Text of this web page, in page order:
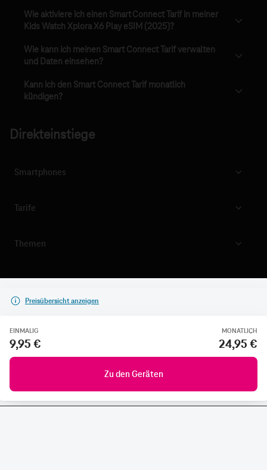
Wie aktiviere ich einen Smart Connect Tarif in meiner
Kids Watch Xplora X6 Play eSIM (2025)?
Wie kann ich meinen Smart Connect Tarif verwalten
und Daten einsehen?
Kann ich den Smart Connect Tarif monatlich
kündigen?
Direkteinstiege
Smartphones
Tarife
Themen
Preisübersicht anzeigen
EINMALIG
9,95 €
MONATLICH
24,95 €
Zu den Geräten